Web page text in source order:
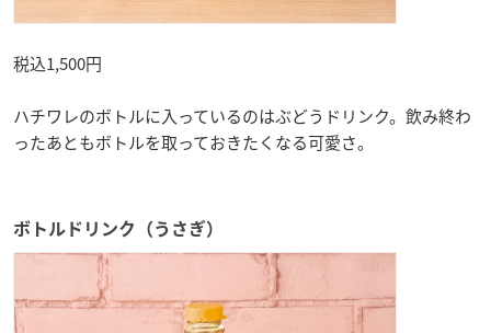
税込1,500円
ハチワレのボトルに入っているのはぶどうドリンク。飲み終わ
ったあともボトルを取っておきたくなる可愛さ。
ボトルドリンク（うさぎ）